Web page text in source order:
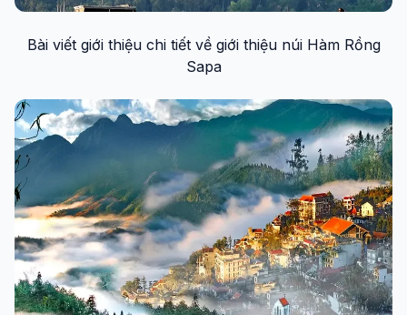
Bài viết giới thiệu chi tiết về giới thiệu núi Hàm Rồng
Sapa